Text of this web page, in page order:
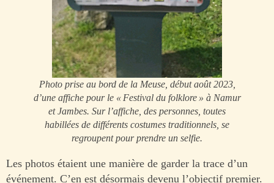
Photo prise au bord de la Meuse, début août 2023,
d’une affiche pour le « Festival du folklore » à Namur
et Jambes. Sur l’affiche, des personnes, toutes
habillées de différents costumes traditionnels, se
regroupent pour prendre un selfie.
Les photos étaient une manière de garder la trace d’un
événement. C’en est désormais devenu l’objectif premier.